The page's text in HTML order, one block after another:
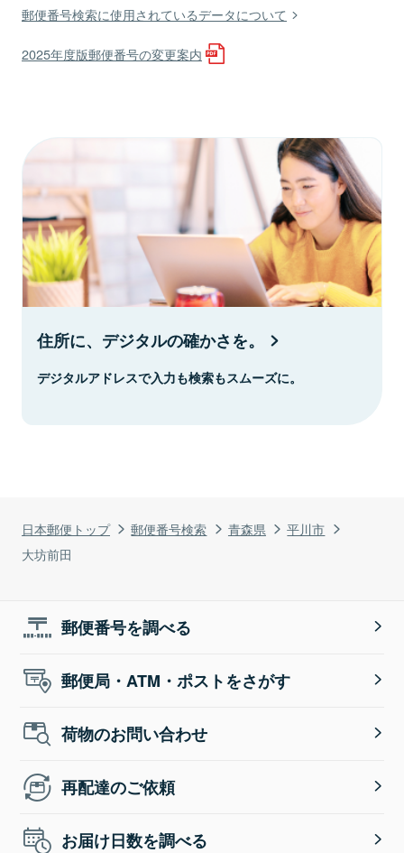
日本郵便トップ 郵便番号検索 青森県
平川市
大坊前田
郵便番号検索に使用されているデータについて
2025年度版郵便番号の変更案内
住所に、デジタルの確かさを。
デジタルアドレスで入力も検索もスムーズに。
郵便番号を調べる
郵便局・ATM・ポストをさがす
荷物のお問い合わせ
再配達のご依頼
お届け日数を調べる